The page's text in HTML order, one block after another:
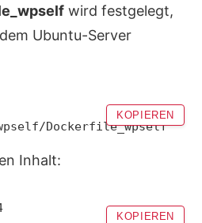
wird festgelegt,
Ubuntu-Server
Dockerfile_wpself
KOPIEREN
Inhalt:
KOPIEREN